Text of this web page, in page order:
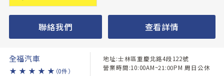
聯絡我們 查看詳情
全福汽車
★ ★ ★ ★ ★ （0件）
地址:士林區重慶北路4段122號
營業時間:10:00AM~21:00PM 周日公休